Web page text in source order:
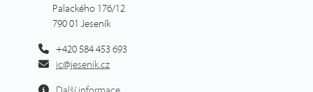
Palackého 176/12
790 01 Jeseník
+420 584 453 693
ic@jesenik.cz